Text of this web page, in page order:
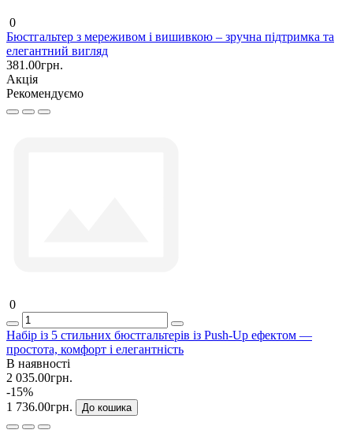
0
Бюстгальтер з мереживом і вишивкою – зручна підтримка та
елегантний вигляд
381.00грн.
Акція
Рекомендуємо
0
Набір із 5 стильних бюстгальтерів із Push-Up ефектом —
простота, комфорт і елегантність
В наявності
2 035.00грн.
-15%
1 736.00грн.
До кошика